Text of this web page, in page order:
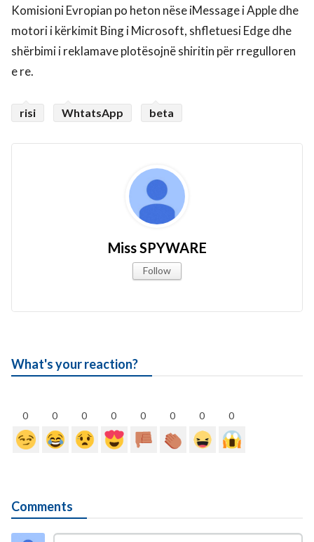
Komisioni Evropian po heton nëse iMessage i Apple dhe
motori i kërkimit Bing i Microsoft, shfletuesi Edge dhe
shërbimi i reklamave plotësojnë shiritin për rregulloren
e re.
risi WhtatsApp beta
Miss SPYWARE
Follow
What's your reaction?
0 0 0 0 0 0 0 0
Comments